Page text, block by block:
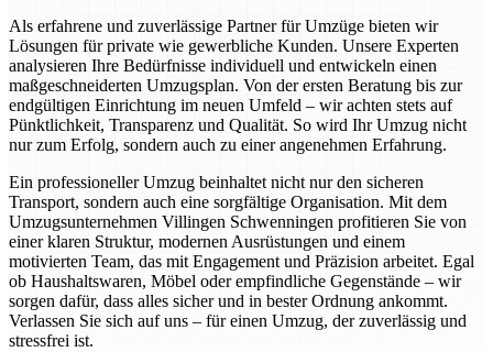
Als erfahrene und zuverlässige Partner für Umzüge bieten wir
Lösungen für private wie gewerbliche Kunden. Unsere Experten
analysieren Ihre Bedürfnisse individuell und entwickeln einen
maßgeschneiderten Umzugsplan. Von der ersten Beratung bis zur
endgültigen Einrichtung im neuen Umfeld – wir achten stets auf
Pünktlichkeit, Transparenz und Qualität. So wird Ihr Umzug nicht
nur zum Erfolg, sondern auch zu einer angenehmen Erfahrung.
Ein professioneller Umzug beinhaltet nicht nur den sicheren
Transport, sondern auch eine sorgfältige Organisation. Mit dem
Umzugsunternehmen Villingen Schwenningen profitieren Sie von
einer klaren Struktur, modernen Ausrüstungen und einem
motivierten Team, das mit Engagement und Präzision arbeitet. Egal
ob Haushaltswaren, Möbel oder empfindliche Gegenstände – wir
sorgen dafür, dass alles sicher und in bester Ordnung ankommt.
Verlassen Sie sich auf uns – für einen Umzug, der zuverlässig und
stressfrei ist.